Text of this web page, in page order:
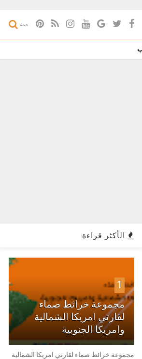
بحث
الأكثر قراءة
1
مجموعة خرائط صماء
لقارتي امريكا الشمالية
وامريكا الجنوبية
مجموعة خرائط صماء لقارتي امريكا الشمالية